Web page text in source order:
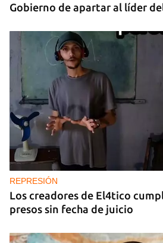
Gobierno de apartar al líder
REPRESIÓN
Los creadores de El4tico
presos sin fecha de juicio